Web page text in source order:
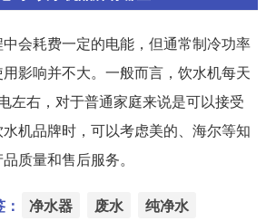
会耗费一定的电能，但通常制冷功率
影响并不大。一般而言，饮水机每天
左右，对于普通家庭来说是可以接受
机品牌时，可以考虑美的、海尔等知
质量和售后服务。
净水器 废水 纯净水